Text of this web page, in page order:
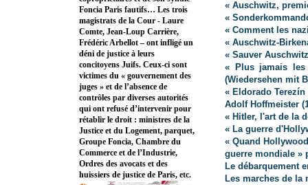
« Auschwitz,
«
« Comment les
« Auschwitz-
« Sauver
« Plus jamais les
(Wiedersehen mit
« Eldorado
Adolf Hoffmeister
« Hitler, l'art de la
« La guerre
« Quand
guerre mondiale »
Le débarquement
Les marches de la
Foncia Paris fautifs… Les trois
magistrats de la Cour - Laure
Comte, Jean-Loup Carrière,
Frédéric Arbellot – ont infligé un
déni de justice à leurs
concitoyens Juifs. Ceux-ci sont
victimes du « gouvernement des
juges » et de l’absence de
contrôles par diverses autorités
qui ont refusé d’intervenir pour
rétablir le droit : ministres de la
Justice et du Logement, parquet,
Groupe Foncia, Chambre du
Commerce et de l’Industrie,
Ordres des avocats et des
huissiers de justice de Paris, etc.